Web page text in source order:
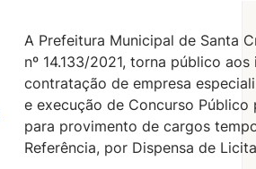
A Prefeitura Municipal de Santa
nº 14.133/2021, torna público
contratação de empresa
e execução de Concurso
para provimento de cargos
Referência, por Dispensa de